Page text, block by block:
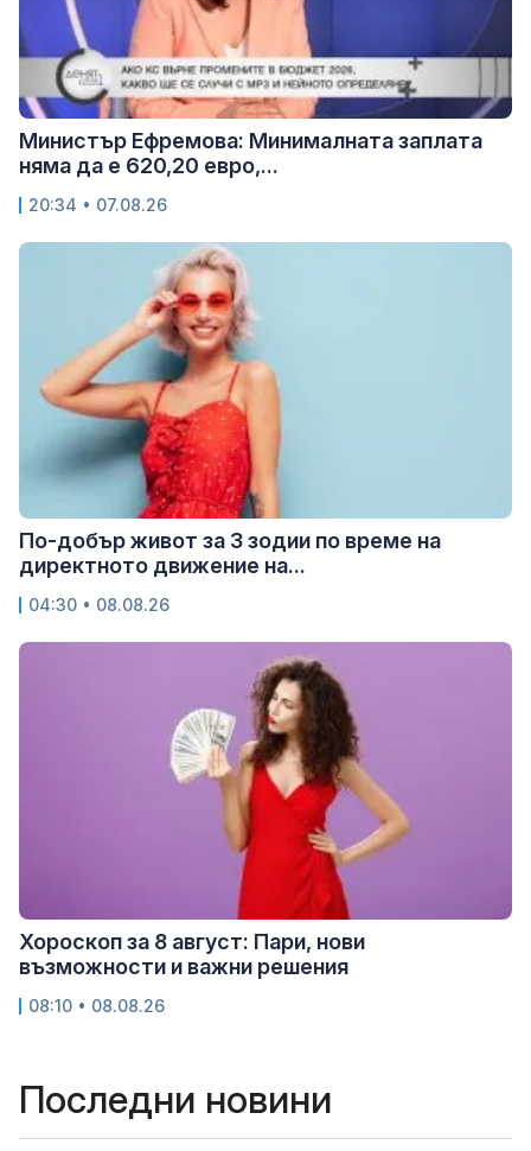
Министър Ефремова: Минималната заплата
няма да е 620,20 евро,...
20:34 • 07.08.26
По-добър живот за 3 зодии по време на
директното движение на...
04:30 • 08.08.26
Хороскоп за 8 август: Пари, нови
възможности и важни решения
08:10 • 08.08.26
Последни новини